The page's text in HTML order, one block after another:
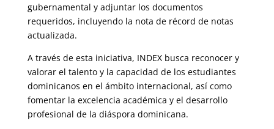
gubernamental y adjuntar los documentos
requeridos, incluyendo la nota de récord de notas
actualizada.
A través de esta iniciativa, INDEX busca reconocer y
valorar el talento y la capacidad de los estudiantes
dominicanos en el ámbito internacional, así como
fomentar la excelencia académica y el desarrollo
profesional de la diáspora dominicana.